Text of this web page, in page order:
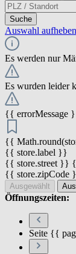
Suche
Auswahl aufheben
Es werden nur
Es wurden leider
{{ errorMessage
{{
{{ store.label }}
{{ store.street }}
{{
Ausgewählt
Öffnungszeiten:
Seite {{